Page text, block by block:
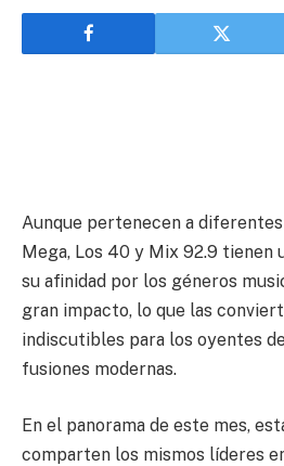
Aunque pertenecen a diferentes
Mega, Los 40 y Mix 92.9 tienen
su afinidad por los géneros
gran impacto, lo que las
indiscutibles para los oyentes
fusiones modernas.
En el panorama de este mes,
comparten los mismos líderes